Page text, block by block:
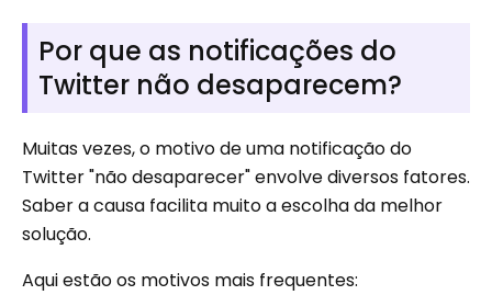
Por que as notificações do
Twitter não desaparecem?
Muitas vezes, o motivo de uma notificação do
Twitter "não desaparecer" envolve diversos fatores.
Saber a causa facilita muito a escolha da melhor
solução.
Aqui estão os motivos mais frequentes: